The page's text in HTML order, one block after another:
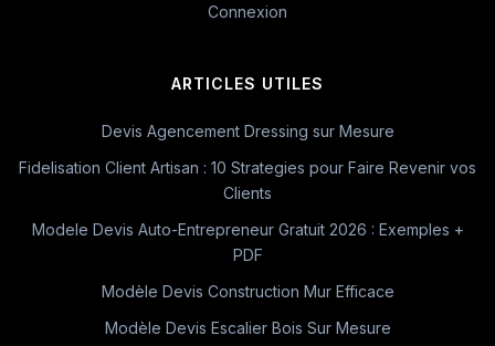
Connexion
ARTICLES UTILES
Devis Agencement Dressing sur Mesure
Fidelisation Client Artisan : 10 Strategies pour Faire Revenir vos
Clients
Modele Devis Auto-Entrepreneur Gratuit 2026 : Exemples +
PDF
Modèle Devis Construction Mur Efficace
Modèle Devis Escalier Bois Sur Mesure